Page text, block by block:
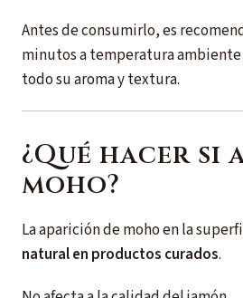
Antes de consumirlo, es
minutos a temperatura
todo su aroma y textura.
¿Qué hacer si
moho?
La aparición de moho en la
natural en productos curados.